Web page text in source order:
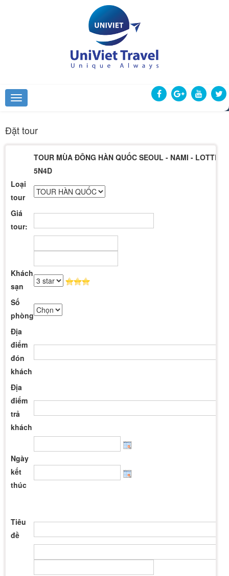
Đặt tour
TOUR MÙA ĐÔNG HÀN QUỐC SEOUL - NAMI - LOTTE
5N4D
Loại
tour
Giá
tour:
Khách
sạn
Số
phòng
Địa
điểm
đón
khách
Địa
điểm
trả
khách
Ngày
kết
thúc
Tiêu
đề